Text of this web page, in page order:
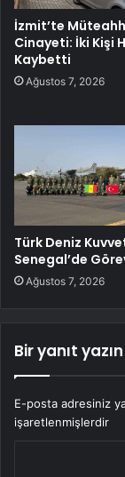
İzmit’te
Cinayeti: İki Kişi
Kaybetti
Ağustos 7, 2026
Türk Deniz
Senegal’de
Ağustos 7, 2026
Bir yanıt yazın
E-posta adresiniz
işaretlenmişlerdir